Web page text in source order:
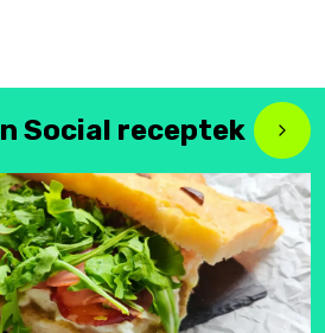
Social receptek